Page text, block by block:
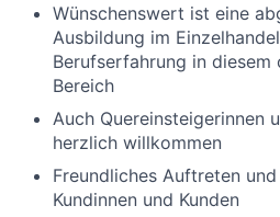
Wünschenswert ist eine
Ausbildung im
Berufserfahrung in diesem
Bereich
Auch Quereinsteigerinnen
herzlich willkommen
Freundliches Auftreten
Kundinnen und Kunden